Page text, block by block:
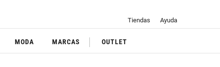
Tiendas Ayuda
MODA MARCAS OUTLET